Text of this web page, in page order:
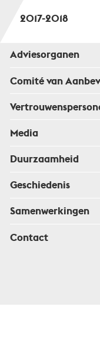
2017-2018
Adviesorganen
Comité van
Media
Duurzaamheid
Geschiedenis
Samenwerkingen
Contact